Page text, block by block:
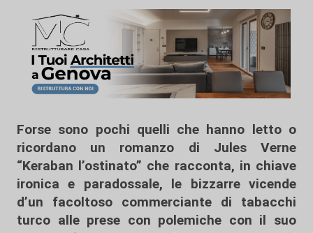
Forse sono pochi quelli che hanno letto o
ricordano un romanzo di Jules Verne
“Keraban l’ostinato” che racconta, in chiave
ironica e paradossale, le bizzarre vicende
d’un facoltoso commerciante di tabacchi
turco alle prese con polemiche con il suo